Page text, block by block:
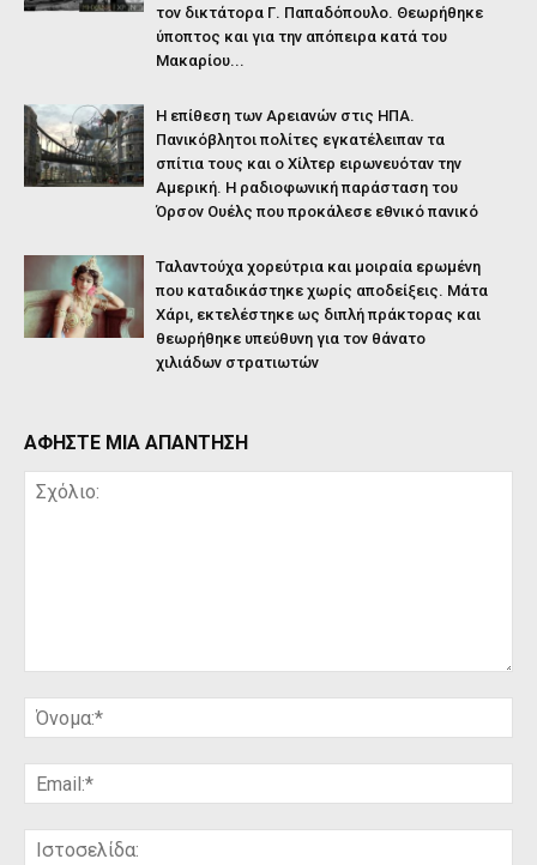
τον δικτάτορα Γ. Παπαδόπουλο. Θεωρήθηκε
ύποπτος και για την απόπειρα κατά του
Μακαρίου...
Η επίθεση των Αρειανών στις ΗΠΑ.
Πανικόβλητοι πολίτες εγκατέλειπαν τα
σπίτια τους και ο Χίλτερ ειρωνευόταν την
Αμερική. Η ραδιοφωνική παράσταση του
Όρσον Ουέλς που προκάλεσε εθνικό πανικό
Ταλαντούχα χορεύτρια και μοιραία ερωμένη
που καταδικάστηκε χωρίς αποδείξεις. Μάτα
Χάρι, εκτελέστηκε ως διπλή πράκτορας και
θεωρήθηκε υπεύθυνη για τον θάνατο
χιλιάδων στρατιωτών
ΑΦΗΣΤΕ ΜΙΑ ΑΠΑΝΤΗΣΗ